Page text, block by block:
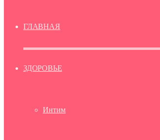
ГЛАВНАЯ
ЗДОРОВЬЕ
Интим